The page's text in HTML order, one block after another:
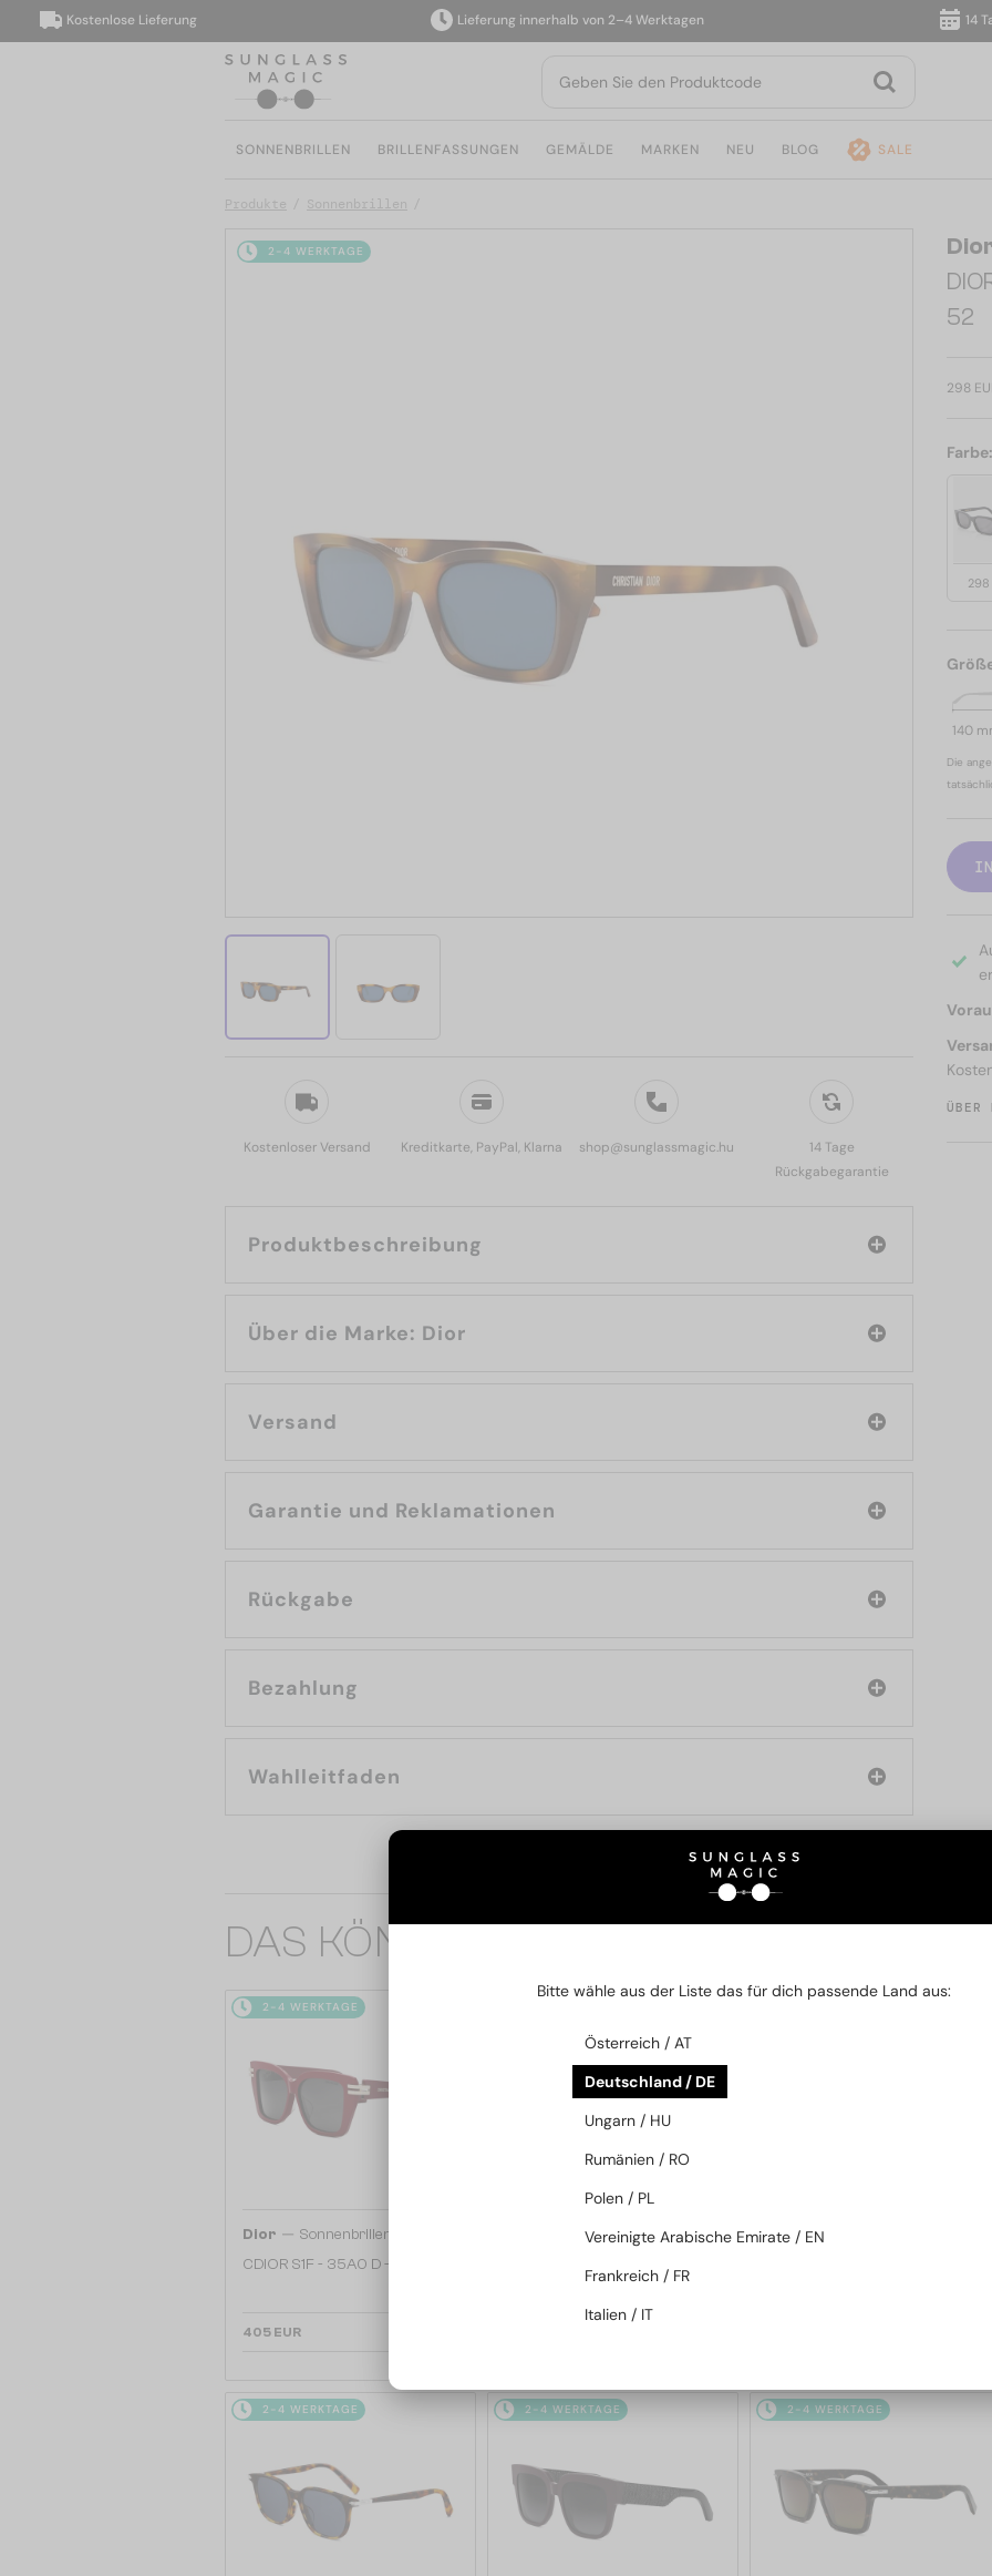
Kostenlose Lieferung Lieferung innerhalb von 2–4 Werktagen 14 Tage
SONNENBRILLEN BRILLENFASSUNGEN GEMÄLDE MARKEN NEU BLOG SALE
Produkte Sonnenbrillen
2-4 WERKTAGE
Kostenloser Versand Kreditkarte, PayPal, Klarna shop@sunglassmagic.hu
14 Tage
Rückgabegarantie
Produktbeschreibung
Über die Marke: Dior
Versand
Garantie und Reklamationen
Rückgabe
Bezahlung
Wahlleitfaden
52
298
Farbe:
298
140
Die
ÜBER
DAS KÖNNTE SIE AUCH
2-4 WERKTAGE
Dior — Sonnenbrillen
CDIOR S1F - 35A0 D - 56
405 EUR
Sonnenbrillen
Dior —
2-4 WERKTAGE 2-4 WERKTAGE 2-4 WERKTAGE
Bitte wähle aus der Liste das für dich passende Land aus:
Österreich / AT
Deutschland / DE
Ungarn / HU
Rumänien / RO
Polen / PL
Vereinigte Arabische Emirate / EN
Frankreich / FR
Italien / IT